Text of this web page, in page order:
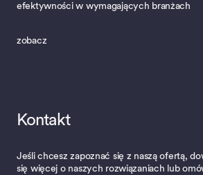
efektywności w wymagających branżach
zobacz
Kontakt
Jeśli chcesz zapoznać się z naszą ofertą,
się więcej o naszych rozwiązaniach lub